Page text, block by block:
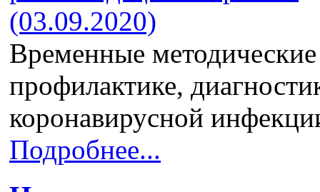
Временные
профилактике,
коронавирусной
Подробнее...